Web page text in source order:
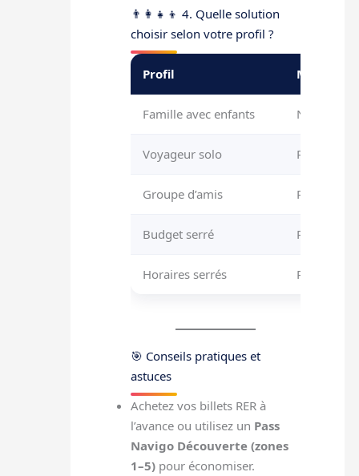
👨‍👩‍👧‍👦 4. Quelle solution
choisir selon votre profil ?
Profil Meilleure
Famille avec enfants Navette
Voyageur solo RER
Groupe d’amis RER ou
Budget serré RER A
Horaires serrés RER (plus
🎯 Conseils pratiques et
astuces
Achetez vos billets RER à
l’avance ou utilisez un Pass
Navigo Découverte (zones
1–5) pour économiser.